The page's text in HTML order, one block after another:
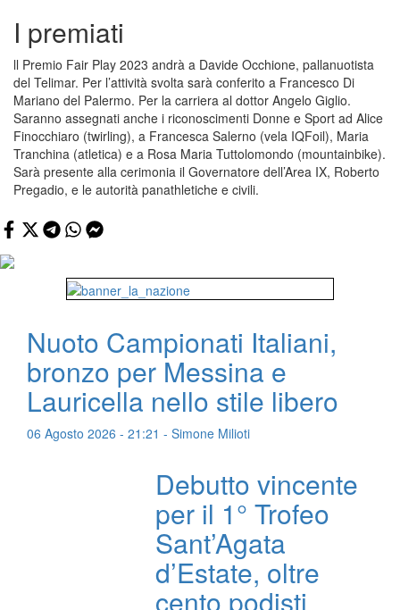
I premiati
ll Premio Fair Play 2023 andrà a Davide Occhione, pallanuotista
del Telimar. Per l’attività svolta sarà conferito a Francesco Di
Mariano del Palermo. Per la carriera al dottor Angelo Giglio.
Saranno assegnati anche i riconoscimenti Donne e Sport ad Alice
Finocchiaro (twirling), a Francesca Salerno (vela IQFoil), Maria
Tranchina (atletica) e a Rosa Maria Tuttolomondo (mountainbike).
Sarà presente alla cerimonia il Governatore dell’Area IX, Roberto
Pregadio, e le autorità panathletiche e civili.
Nuoto Campionati Italiani,
bronzo per Messina e
Lauricella nello stile libero
06 Agosto 2026 - 21:21 - Simone Milioti
Debutto vincente
per il 1° Trofeo
Sant’Agata
d’Estate, oltre
cento podisti